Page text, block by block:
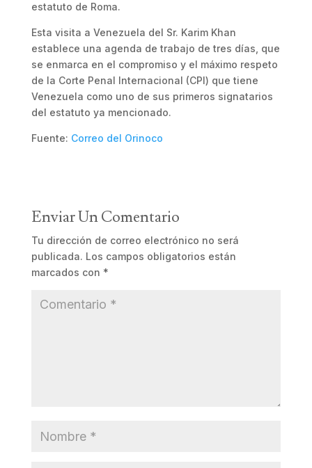
estatuto de Roma.
Esta visita a Venezuela del Sr. Karim Khan
establece una agenda de trabajo de tres días, que
se enmarca en el compromiso y el máximo respeto
de la Corte Penal Internacional (CPI) que tiene
Venezuela como uno de sus primeros signatarios
del estatuto ya mencionado.
Fuente: Correo del Orinoco
Enviar Un Comentario
Tu dirección de correo electrónico no será
publicada. Los campos obligatorios están
marcados con *